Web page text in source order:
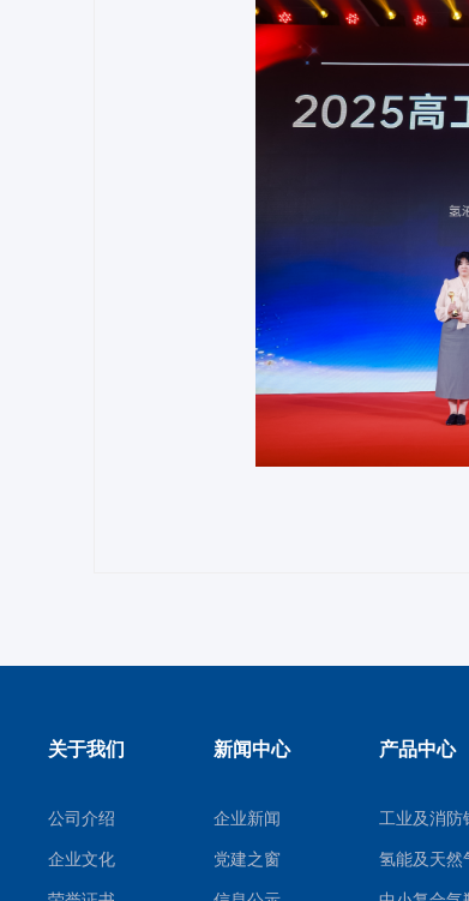
关于我们
公司介绍
企业文化
新闻中心
企业新闻
党建之窗
产品中心
工业及消防
氢能及天然